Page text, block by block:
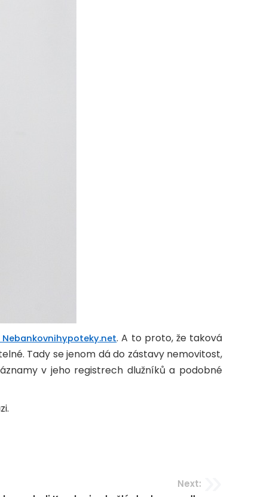
. A to proto, že taková
Tady se jenom dá do zástavy nemovitost,
v jeho registrech dlužníků a podobné
Next: